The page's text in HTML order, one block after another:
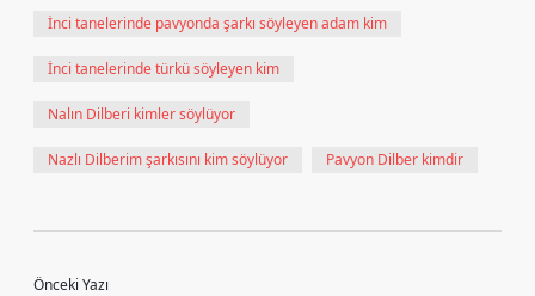
İnci tanelerinde pavyonda şarkı söyleyen adam kim
İnci tanelerinde türkü söyleyen kim
Nalın Dilberi kimler söylüyor
Nazlı Dilberim şarkısını kim söylüyor Pavyon Dilber kimdir
Önceki Yazı